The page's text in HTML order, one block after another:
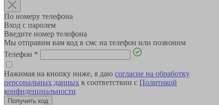
По номеру телефона
Вход с паролем
Введите номер телефона
Мы отправим вам код в смс на телефон или позвоним
Телефон *
Нажимая на кнопку ниже, я даю согласие на обработку
персональных данных в соответствии с Политикой
конфиденциальности